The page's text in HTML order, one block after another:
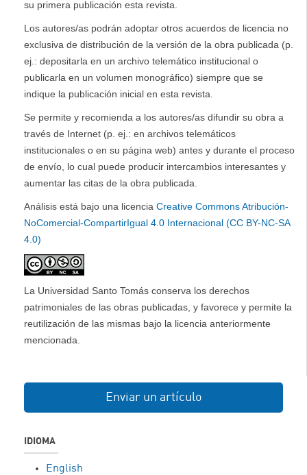
su primera publicación esta revista.
Los autores/as podrán adoptar otros acuerdos de licencia no
exclusiva de distribución de la versión de la obra publicada (p.
ej.: depositarla en un archivo telemático institucional o
publicarla en un volumen monográfico) siempre que se
indique la publicación inicial en esta revista.
Se permite y recomienda a los autores/as difundir su obra a
través de Internet (p. ej.: en archivos telemáticos
institucionales o en su página web) antes y durante el proceso
de envío, lo cual puede producir intercambios interesantes y
aumentar las citas de la obra publicada.
Análisis está bajo una licencia Creative Commons Atribución-
NoComercial-CompartirIgual 4.0 Internacional (CC BY-NC-SA
4.0)
La Universidad Santo Tomás conserva los derechos
patrimoniales de las obras publicadas, y favorece y permite la
reutilización de las mismas bajo la licencia anteriormente
mencionada.
Enviar un artículo
IDIOMA
English